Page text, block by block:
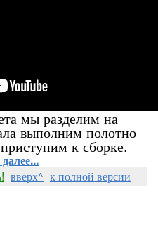
мы разделим на
выполним полотно
к сборке.
вверх^ к полной версии